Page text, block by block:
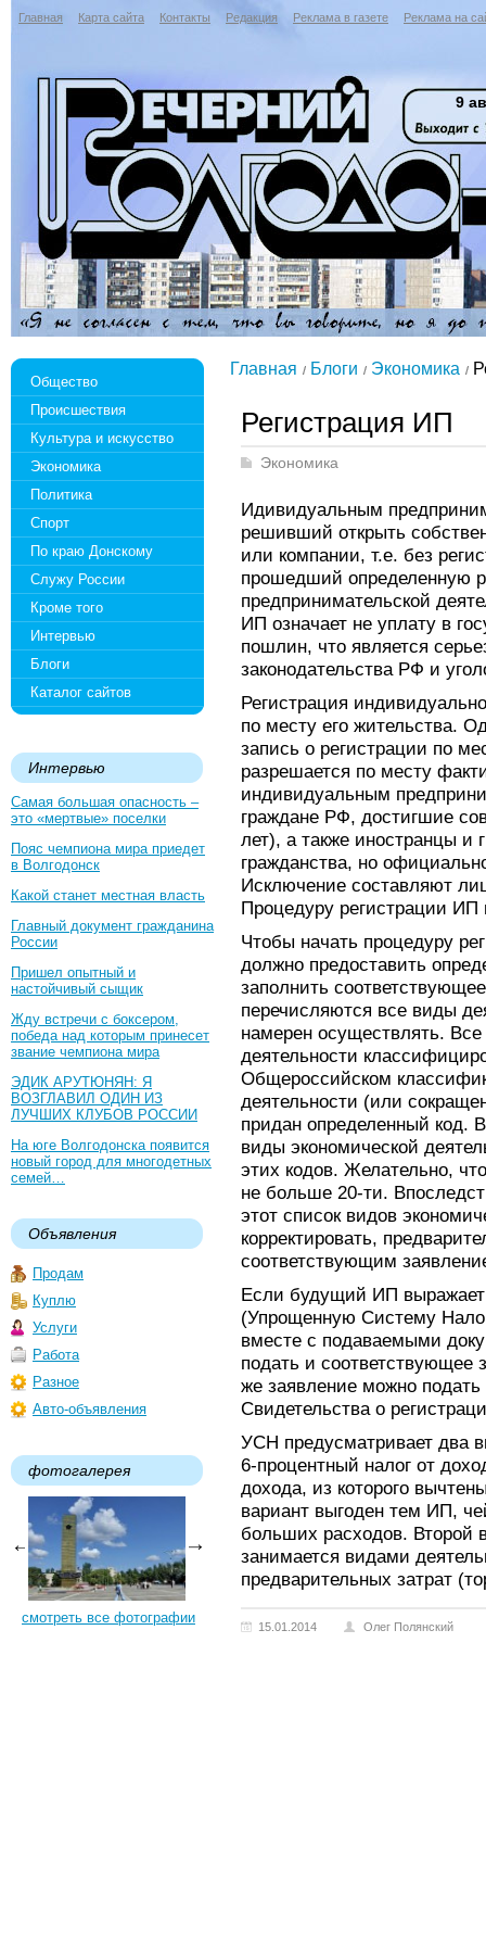
Главная Карта сайта Контакты Редакция Реклама в газете Реклама на
9
Общество
Происшествия
Культура и искусство
Экономика
Политика
Спорт
По краю Донскому
Служу России
Кроме того
Интервью
Блоги
Каталог сайтов
Интервью
Самая большая опасность –
это «мертвые» поселки
Пояс чемпиона мира приедет
в Волгодонск
Какой станет местная власть
Главный документ гражданина
России
Пришел опытный и
настойчивый сыщик
Жду встречи с боксером,
победа над которым принесет
звание чемпиона мира
ЭДИК АРУТЮНЯН: Я
ВОЗГЛАВИЛ ОДИН ИЗ
ЛУЧШИХ КЛУБОВ РОССИИ
На юге Волгодонска появится
новый город для многодетных
семей…
Объявления
Продам
Куплю
Услуги
Работа
Разное
Авто-объявления
фотогалерея
смотреть все фотографии
Главная Блоги Экономика
Регистрация ИП
Экономика
Идивидуальным
решивший открыть
или компании, т.е. без
прошедший определенную
предпринимательской
ИП означает не уплату в
пошлин, что является
законодательства РФ и
Регистрация
по месту его жительства.
запись о регистрации по
разрешается по месту
индивидуальным
граждане РФ, достигшие
лет), а также иностранцы
гражданства, но
Исключение составляют
Процедуру регистрации ИП
Чтобы начать процедуру
должно предоставить
заполнить
перечисляются все виды
намерен осуществлять.
деятельности
Общероссийском
деятельности (или
придан определенный код.
виды экономической
этих кодов. Желательно,
не больше 20-ти.
этот список видов
корректировать,
соответствующим
Если будущий ИП
(Упрощенную Систему
вместе с подаваемыми
подать и соответствующее
же заявление можно
Свидетельства о
УСН предусматривает два
6-процентный налог от
дохода, из которого
вариант выгоден тем ИП,
больших расходов. Второй
занимается видами
предварительных затрат
15.01.2014 Олег Полянский